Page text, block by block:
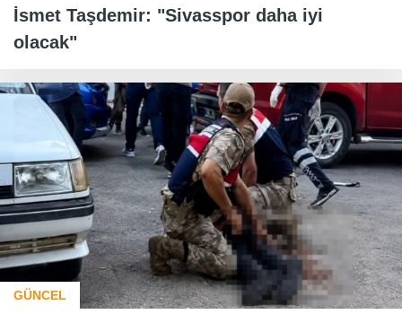
İsmet Taşdemir: "Sivasspor daha iyi
olacak"
GÜNCEL